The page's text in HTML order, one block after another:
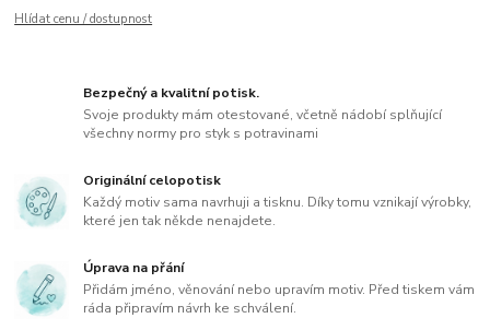
Hlídat cenu / dostupnost
Bezpečný a kvalitní potisk.
Svoje produkty mám otestované, včetně nádobí splňující
všechny normy pro styk s potravinami
Originální celopotisk
Každý motiv sama navrhuji a tisknu. Díky tomu vznikají výrobky,
které jen tak někde nenajdete.
Úprava na přání
Přidám jméno, věnování nebo upravím motiv. Před tiskem vám
ráda připravím návrh ke schválení.